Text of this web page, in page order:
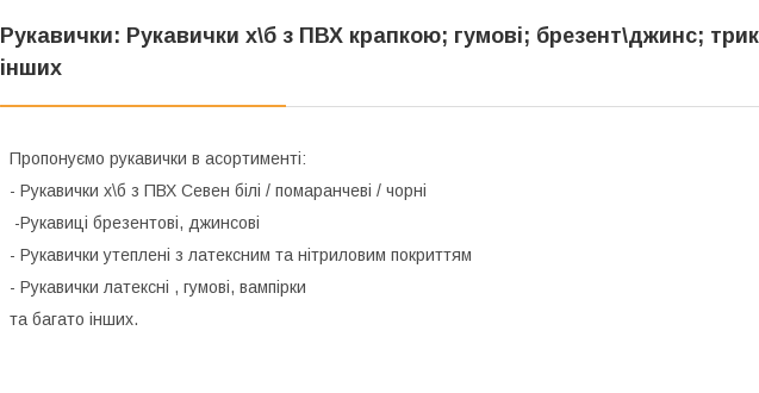
Рукавички: Рукавички х\б з ПВХ крапкою; гумові; брезент\джинс;
інших
Пропонуємо рукавички в асортименті:
- Рукавички х\б з ПВХ Севен білі / помаранчеві / чорні
-Рукавиці брезентові, джинсові
- Рукавички утеплені з латексним та нітриловим покриттям
- Рукавички латексні , гумові, вампірки
та багато інших.